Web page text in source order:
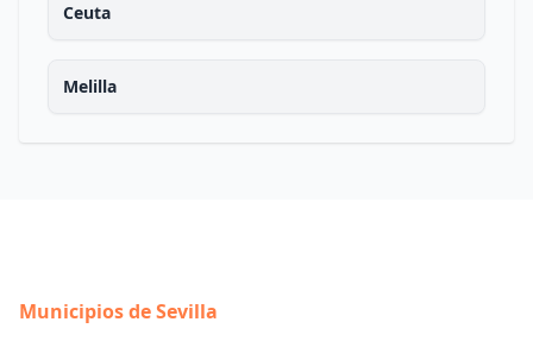
Ceuta
Melilla
Municipios de Sevilla